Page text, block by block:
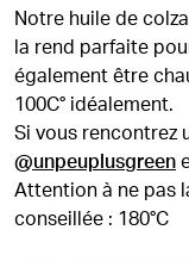
Notre huile de
la rend parfaite
également être
100C° idéalement.
Si vous rencontrez
@unpeuplusgreen
Attention à ne pas
conseillée : 180°C